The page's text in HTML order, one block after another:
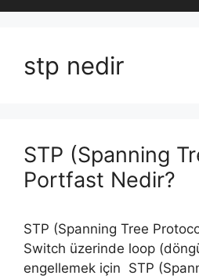
stp nedir
STP (Spanning
Portfast Nedir?
STP (Spanning Tree
Switch üzerinde loop
engellemek için STP